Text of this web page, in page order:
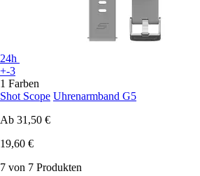
24h
+-3
1 Farben
Shot Scope Uhrenarmband G5
Ab 31,50 €
19,60 €
7 von 7 Produkten